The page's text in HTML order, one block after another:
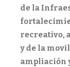
de la
recreativo,
y de la
ampliación